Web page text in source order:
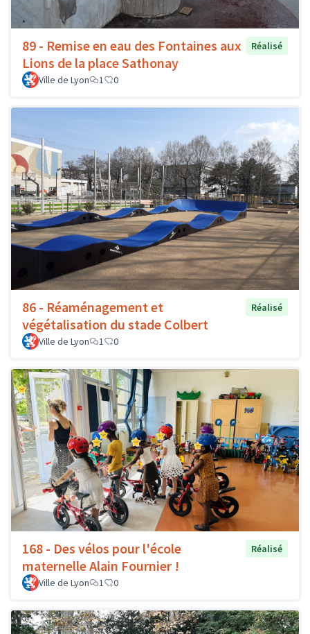
89 - Remise en eau des Fontaines aux
Lions de la place Sathonay
Réalisé
Ville de Lyon 1 0
86 - Réaménagement et
végétalisation du stade Colbert
Réalisé
Ville de Lyon 1 0
168 - Des vélos pour l'école
maternelle Alain Fournier !
Réalisé
Ville de Lyon 1 0